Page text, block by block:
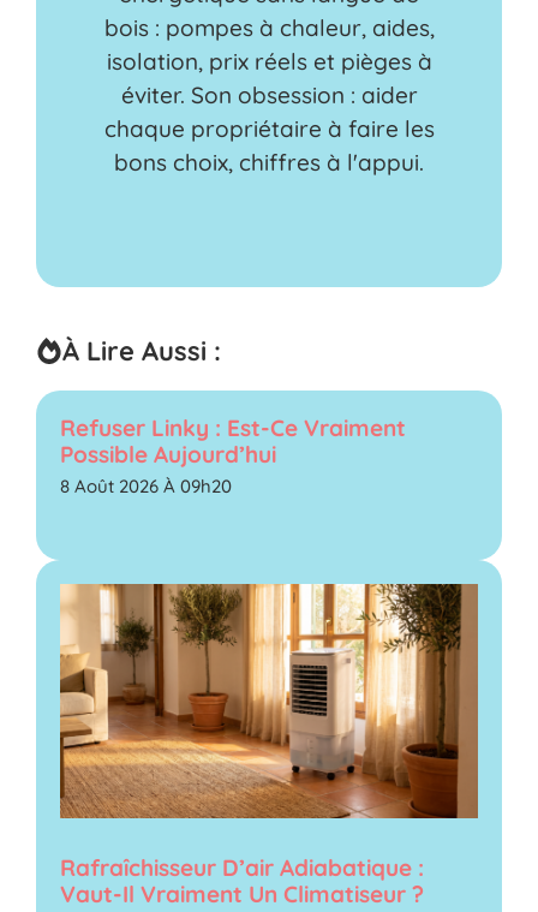
bois : pompes à chaleur, aides,
isolation, prix réels et pièges à
éviter. Son obsession : aider
chaque propriétaire à faire les
bons choix, chiffres à l'appui.
À Lire Aussi :
Refuser Linky : Est-Ce Vraiment
Possible Aujourd’hui
8 Août 2026 À 09h20
Rafraîchisseur D’air Adiabatique :
Vaut-Il Vraiment Un Climatiseur ?